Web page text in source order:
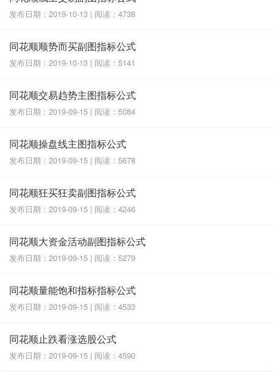
发布日期：2019-10-13 | 阅读：4738
同花顺顺势而买副图指标公式
发布日期：2019-10-13 | 阅读：5141
同花顺交易趋势主图指标公式
发布日期：2019-09-15 | 阅读：5084
同花顺操盘线主图指标公式
发布日期：2019-09-15 | 阅读：5678
同花顺狂买狂卖副图指标公式
发布日期：2019-09-15 | 阅读：4246
同花顺大资金活动副图指标公式
发布日期：2019-09-15 | 阅读：5279
同花顺量能饱和指标指标公式
发布日期：2019-09-15 | 阅读：4533
同花顺止跌看涨选股公式
发布日期：2019-09-15 | 阅读：4590